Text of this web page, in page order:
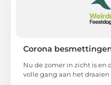
Corona
Nu de zomer in zicht is en
volle gang aan het draaien